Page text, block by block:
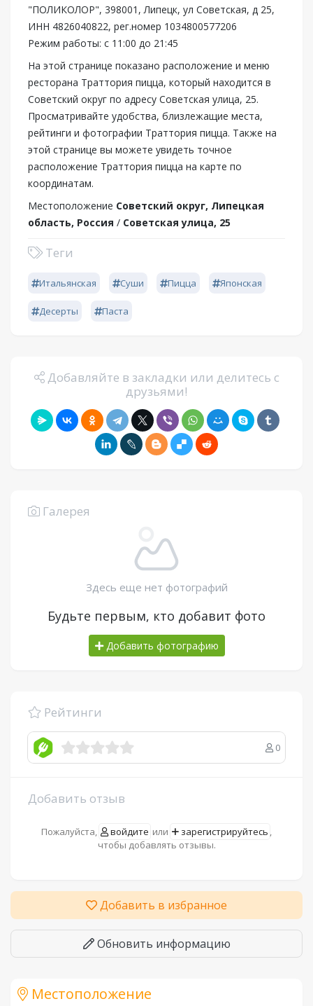
"ПОЛИКОЛОР", 398001, Липецк, ул Советская, д 25,
ИНН 4826040822, рег.номер 1034800577206
Режим работы: с 11:00 до 21:45
На этой странице показано расположение и меню
ресторана Траттория пицца, который находится в
Советский округ по адресу Советская улица, 25.
Просматривайте удобства, близлежащие места,
рейтинги и фотографии Траттория пицца. Также на
этой странице вы можете увидеть точное
расположение Траттория пицца на карте по
координатам.
Местоположение Советский округ, Липецкая
область, Россия / Советская улица, 25
Теги
Итальянская Суши Пицца Японская
Десерты Паста
Добавляйте в закладки или делитесь с
друзьями!
Галерея
Здесь еще нет фотографий
Будьте первым, кто добавит фото
Добавить фотографию
Рейтинги
0
Добавить отзыв
Пожалуйста, войдите или зарегистрируйтесь ,
чтобы добавлять отзывы.
Добавить в избранное
Обновить информацию
Местоположение